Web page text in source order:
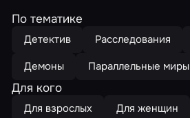
По тематике
Детектив Расследования
Демоны
Параллельные миры
Для кого
Для взрослых Для женщин